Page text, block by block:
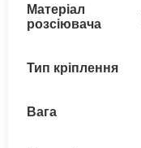
Матеріал
розсіювача
Тип кріплення
Вага